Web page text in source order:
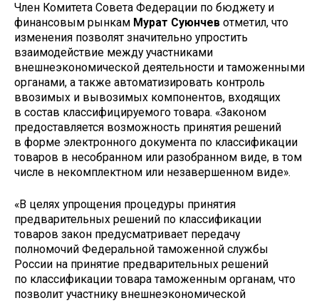
Член Комитета Совета Федерации по бюджету и
финансовым рынкам Мурат Суюнчев отметил, что
изменения позволят значительно упростить
взаимодействие между участниками
внешнеэкономической деятельности и таможенными
органами, а также автоматизировать контроль
ввозимых и вывозимых компонентов, входящих
в состав классифицируемого товара. «Законом
предоставляется возможность принятия решений
в форме электронного документа по классификации
товаров в несобранном или разобранном виде, в том
числе в некомплектном или незавершенном виде».
«В целях упрощения процедуры принятия
предварительных решений по классификации
товаров закон предусматривает передачу
полномочий Федеральной таможенной службы
России на принятие предварительных решений
по классификации товара таможенным органам, что
позволит участнику внешнеэкономической